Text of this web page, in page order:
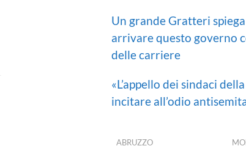
Un grande Gratteri
arrivare questo governo
delle carriere
«L’appello dei sindaci
incitare all’odio
ABRUZZO